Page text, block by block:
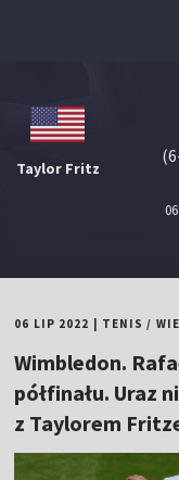
Taylor Fritz
06 LIP 2022 TENIS /
Wimbledon.
półfinału. Uraz
z Taylorem